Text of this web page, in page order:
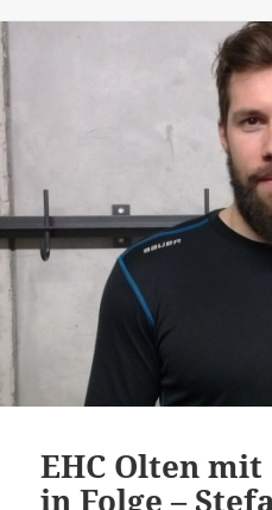
EHC Olten
in Folge –